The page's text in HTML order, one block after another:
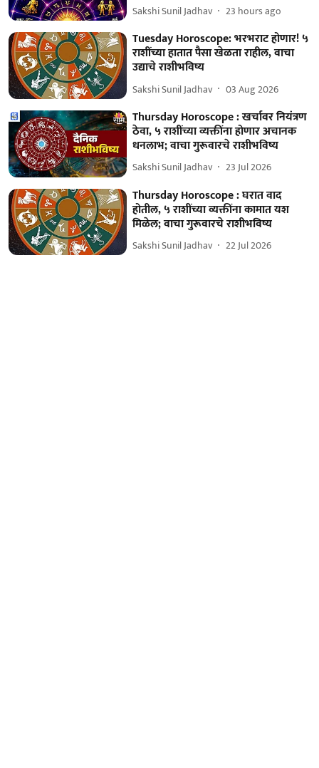
Sakshi Sunil Jadhav 23 hours ago
Tuesday Horoscope: भरभराट होणार! ५
राशींच्या हातात पैसा खेळता राहील, वाचा
उद्याचे राशीभविष्य
Sakshi Sunil Jadhav 03 Aug 2026
Thursday Horoscope : खर्चावर नियंत्रण
ठेवा, ५ राशींच्या व्यक्तींना होणार अचानक
धनलाभ; वाचा गुरूवारचे राशीभविष्य
Sakshi Sunil Jadhav 23 Jul 2026
Thursday Horoscope : घरात वाद
होतील, ५ राशींच्या व्यक्तींना कामात यश
मिळेल; वाचा गुरूवारचे राशीभविष्य
Sakshi Sunil Jadhav 22 Jul 2026